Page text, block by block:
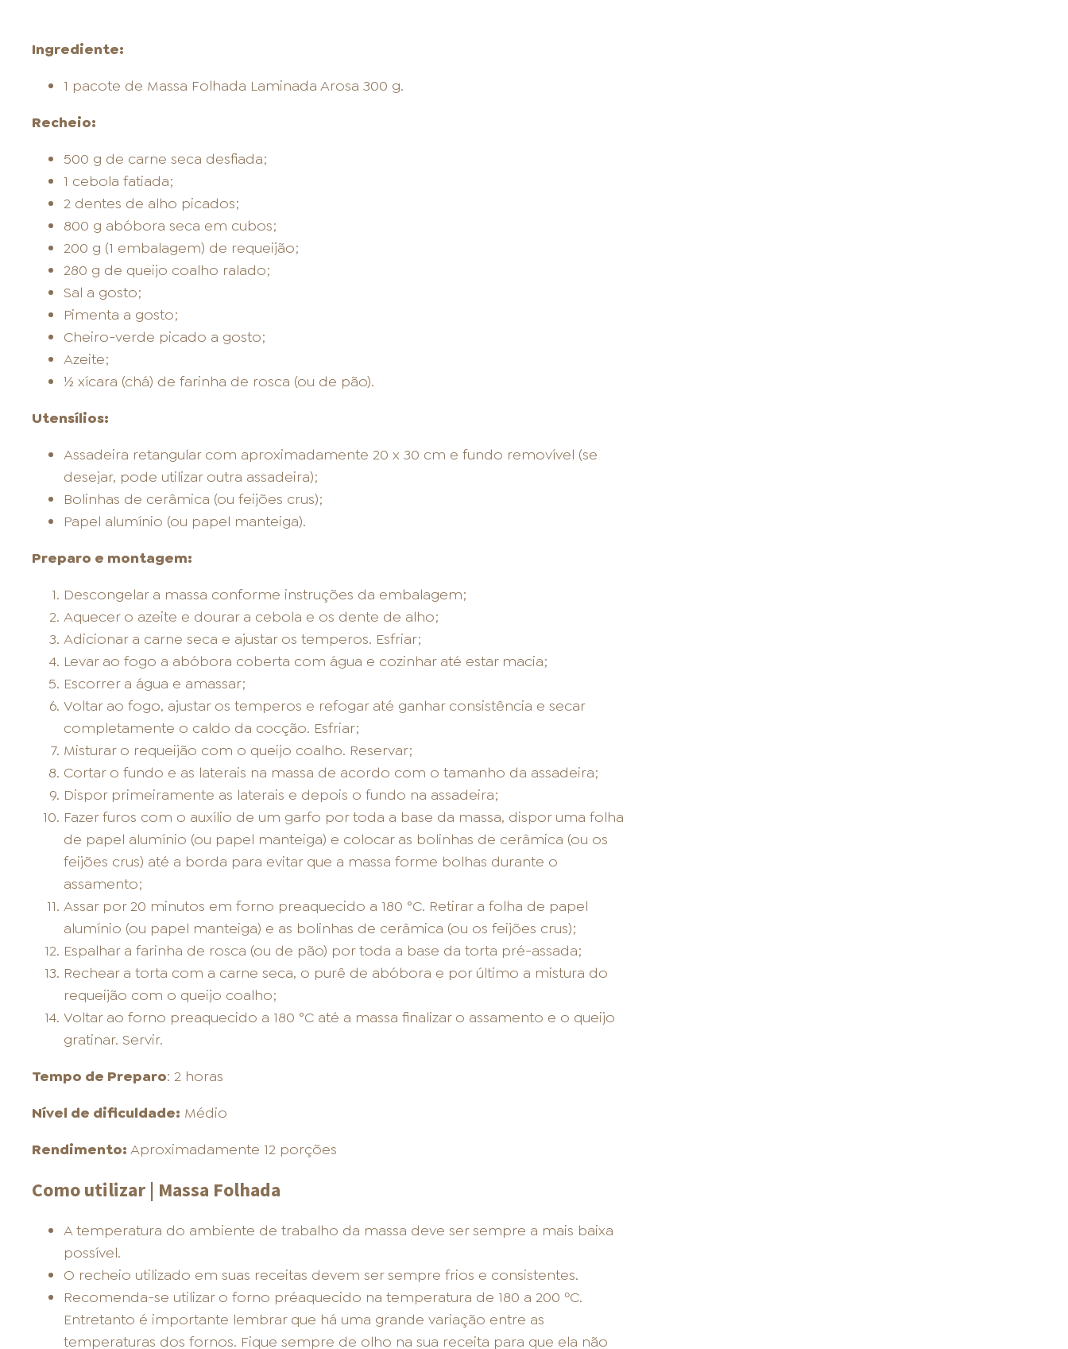
Ingrediente:
1 pacote de Massa Folhada Laminada Arosa 300 g.
Recheio:
500 g de carne seca desfiada;
1 cebola fatiada;
2 dentes de alho picados;
800 g abóbora seca em cubos;
200 g (1 embalagem) de requeijão;
280 g de queijo coalho ralado;
Sal a gosto;
Pimenta a gosto;
Cheiro-verde picado a gosto;
Azeite;
½ xícara (chá) de farinha de rosca (ou de pão).
Utensílios:
Assadeira retangular com aproximadamente 20 x 30 cm e fundo removível (se
desejar, pode utilizar outra assadeira);
Bolinhas de cerâmica (ou feijões crus);
Papel alumínio (ou papel manteiga).
Preparo e montagem:
Descongelar a massa conforme instruções da embalagem;
Aquecer o azeite e dourar a cebola e os dente de alho;
Adicionar a carne seca e ajustar os temperos. Esfriar;
Levar ao fogo a abóbora coberta com água e cozinhar até estar macia;
Escorrer a água e amassar;
Voltar ao fogo, ajustar os temperos e refogar até ganhar consistência e secar
completamente o caldo da cocção. Esfriar;
Misturar o requeijão com o queijo coalho. Reservar;
Cortar o fundo e as laterais na massa de acordo com o tamanho da assadeira;
Dispor primeiramente as laterais e depois o fundo na assadeira;
Fazer furos com o auxílio de um garfo por toda a base da massa, dispor uma folha
de papel alumínio (ou papel manteiga) e colocar as bolinhas de cerâmica (ou os
feijões crus) até a borda para evitar que a massa forme bolhas durante o
assamento;
Assar por 20 minutos em forno preaquecido a 180 °C. Retirar a folha de papel
alumínio (ou papel manteiga) e as bolinhas de cerâmica (ou os feijões crus);
Espalhar a farinha de rosca (ou de pão) por toda a base da torta pré-assada;
Rechear a torta com a carne seca, o purê de abóbora e por último a mistura do
requeijão com o queijo coalho;
Voltar ao forno preaquecido a 180 °C até a massa finalizar o assamento e o queijo
gratinar. Servir.
Tempo de Preparo: 2 horas
Nível de dificuldade: Médio
Rendimento: Aproximadamente 12 porções
Como utilizar | Massa Folhada
A temperatura do ambiente de trabalho da massa deve ser sempre a mais baixa
possível.
O recheio utilizado em suas receitas devem ser sempre frios e consistentes.
Recomenda-se utilizar o forno préaquecido na temperatura de 180 a 200 ºC.
Entretanto é importante lembrar que há uma grande variação entre as
temperaturas dos fornos. Fique sempre de olho na sua receita para que ela não